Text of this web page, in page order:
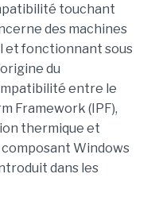
touchant
des machines
et fonctionnant sous
du
entre le
Framework (IPF),
thermique et
Windows
dans les